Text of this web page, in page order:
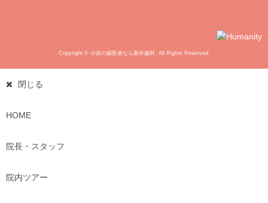
Copyright © 小岩の歯医者なら新井歯科. All Rights Reserved.
閉じる
HOME
院長・スタッフ
院内ツアー